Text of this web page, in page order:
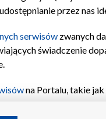
przez nas
serwisów zwanych
świadczenie
na Portalu, takie